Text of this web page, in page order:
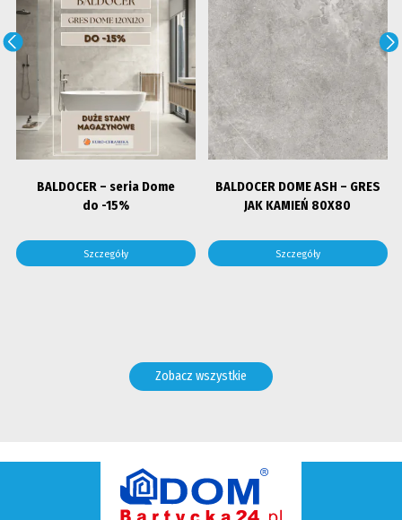
BALDOCER – seria Dome
do -15%
Szczegóły
BALDOCER DOME ASH – GRES
JAK KAMIEŃ 80X80
Szczegóły
Zobacz wszystkie